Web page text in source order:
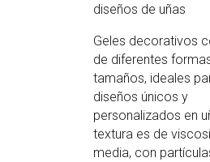
diseños de uñas
Geles decorativos
de diferentes
tamaños, ideales
diseños únicos y
personalizados en
textura es de
media, con